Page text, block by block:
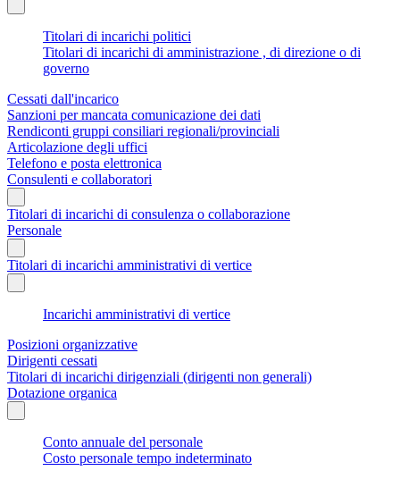
Titolari di incarichi politici
Titolari di incarichi di amministrazione , di direzione o di
governo
Cessati dall'incarico
Sanzioni per mancata comunicazione dei dati
Rendiconti gruppi consiliari regionali/provinciali
Articolazione degli uffici
Telefono e posta elettronica
Consulenti e collaboratori
Titolari di incarichi di consulenza o collaborazione
Personale
Titolari di incarichi amministrativi di vertice
Incarichi amministrativi di vertice
Posizioni organizzative
Dirigenti cessati
Titolari di incarichi dirigenziali (dirigenti non generali)
Dotazione organica
Conto annuale del personale
Costo personale tempo indeterminato